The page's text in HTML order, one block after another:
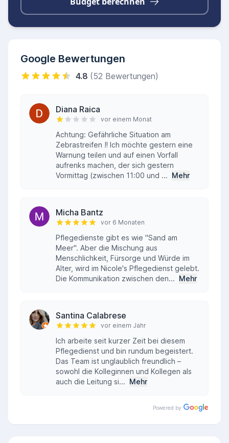
Google Bewertungen
4.8 (52 Bewertungen)
Diana Raica
vor einem Monat
Achtung: Gefährliche Situation am
Zebrastreifen ‼️ Ich möchte gestern eine
Warnung teilen und auf einen Vorfall
aufrenks machen, der sich gestern
Vormittag (zwischen 11:00 und ... Mehr
Micha Bantz
vor 6 Monaten
Pflegedienste gibt es wie "Sand am
Meer". Aber die Mischung aus
Menschlichkeit, Fürsorge und Würde im
Alter, wird im Nicole's Pflegedienst gelebt.
Die Kommunikation zwischen den... Mehr
Santina Calabrese
vor einem Jahr
Ich arbeite seit kurzer Zeit bei diesem
Pflegedienst und bin rundum begeistert.
Das Team ist unglaublich freundlich –
sowohl die Kolleginnen und Kollegen als
auch die Leitung si... Mehr
Powered by